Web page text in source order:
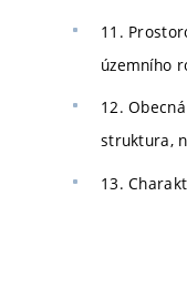
11.
územního
12.
struktura,
13.